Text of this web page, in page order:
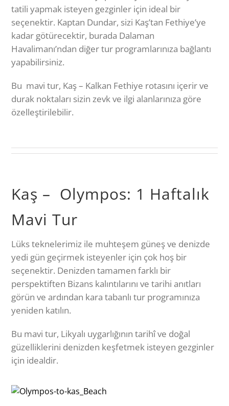
tatili yapmak isteyen gezginler için ideal bir
seçenektir. Kaptan Dundar, sizi Kaş’tan Fethiye’ye
kadar götürecektir, burada Dalaman
Havalimanı’ndan diğer tur programlarınıza bağlantı
yapabilirsiniz.
Bu mavi tur, Kaş – Kalkan Fethiye rotasını içerir ve
durak noktaları sizin zevk ve ilgi alanlarınıza göre
özelleştirilebilir.
Kaş – Olympos: 1 Haftalık
Mavi Tur
Lüks teknelerimiz ile muhteşem güneş ve denizde
yedi gün geçirmek isteyenler için çok hoş bir
seçenektir. Denizden tamamen farklı bir
perspektiften Bizans kalıntılarını ve tarihi anıtları
görün ve ardından kara tabanlı tur programınıza
yeniden katılın.
Bu mavi tur, Likyalı uygarlığının tarihî ve doğal
güzelliklerini denizden keşfetmek isteyen gezginler
için idealdir.